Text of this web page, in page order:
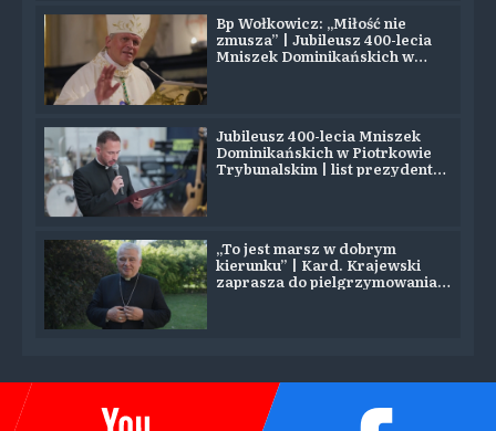
Bp Wołkowicz: „Miłość nie
zmusza” | Jubileusz 400-lecia
Mniszek Dominikańskich w
Jubileusz 400-lecia Mniszek
Dominikańskich w Piotrkowie
Trybunalskim | list prezydenta
„To jest marsz w dobrym
kierunku” | Kard. Krajewski
zaprasza do pielgrzymowania